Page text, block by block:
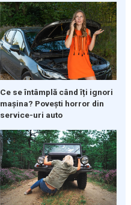
Ce se întâmplă când îți ignori
mașina? Povești horror din
service-uri auto